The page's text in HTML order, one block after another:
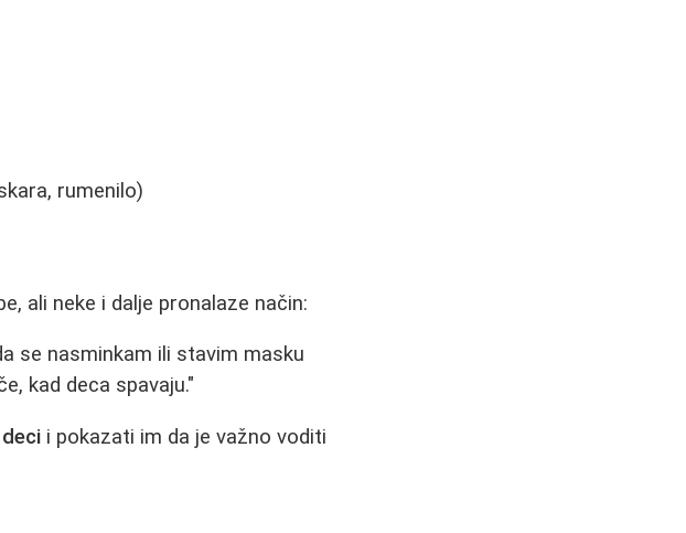
rumenilo)
ali neke i dalje pronalaze način:
se nasminkam ili stavim masku
kad deca spavaju."
i pokazati im da je važno voditi